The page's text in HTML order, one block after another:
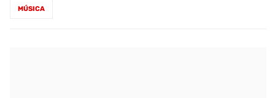
MÚSICA